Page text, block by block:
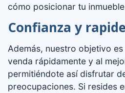
cómo posicionar tu
Confianza y
Además, nuestro objetivo
venda rápidamente y al
permitiéndote así disfrutar
preocupaciones. Si resides